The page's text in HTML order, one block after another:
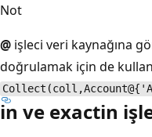
Not
@ işleci veri kaynağına
doğrulamak için de
in ve exactin